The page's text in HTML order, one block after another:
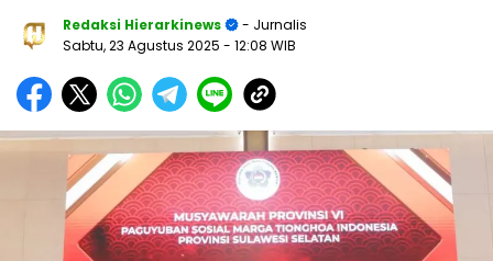
Redaksi Hierarkinews
- Jurnalis
Sabtu, 23 Agustus 2025 - 12:08 WIB